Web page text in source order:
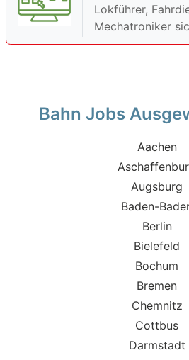
Lokführer,
Mechatroniker
einen
Bahn Jobs
Aachen
Augsburg
Baden-
Berlin
Bielefeld
Bochum
Bremen
Chemnitz
Cottbus
Darmstadt